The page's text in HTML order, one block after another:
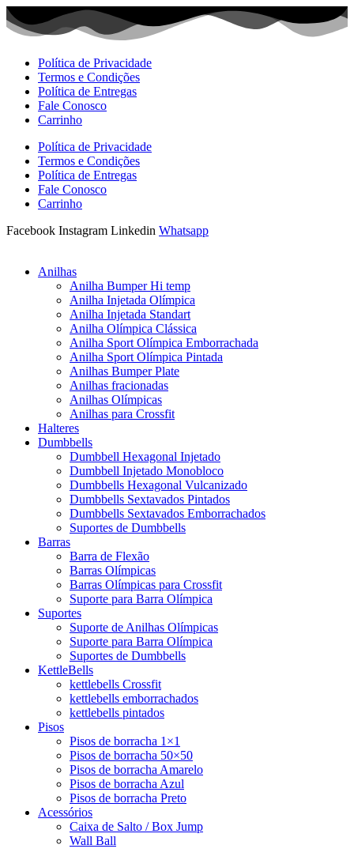
Ir
para
Política de Privacidade
Termos e Condições
Política de Entregas
Fale Conosco
Carrinho
Política de Privacidade
Termos e Condições
Política de Entregas
Fale Conosco
Carrinho
Facebook Instagram Linkedin Whatsapp
Anilhas
Anilha Bumper Hi temp
Anilha Injetada Olímpica
Anilha Injetada Standart
Anilha Olímpica Clássica
Anilha Sport Olímpica Emborrachada
Anilha Sport Olímpica Pintada
Anilhas Bumper Plate
Anilhas fracionadas
Anilhas Olímpicas
Anilhas para Crossfit
Halteres
Dumbbells
Dumbbell Hexagonal Injetado
Dumbbell Injetado Monobloco
Dumbbells Hexagonal Vulcanizado
Dumbbells Sextavados Pintados
Dumbbells Sextavados Emborrachados
Suportes de Dumbbells
Barras
Barra de Flexão
Barras Olímpicas
Barras Olímpicas para Crossfit
Suporte para Barra Olímpica
Suportes
Suporte de Anilhas Olímpicas
Suporte para Barra Olímpica
Suportes de Dumbbells
KettleBells
kettlebells Crossfit
kettlebells emborrachados
kettlebells pintados
Pisos
Pisos de borracha 1×1
Pisos de borracha 50×50
Pisos de borracha Amarelo
Pisos de borracha Azul
Pisos de borracha Preto
Acessórios
Caixa de Salto / Box Jump
Wall Ball